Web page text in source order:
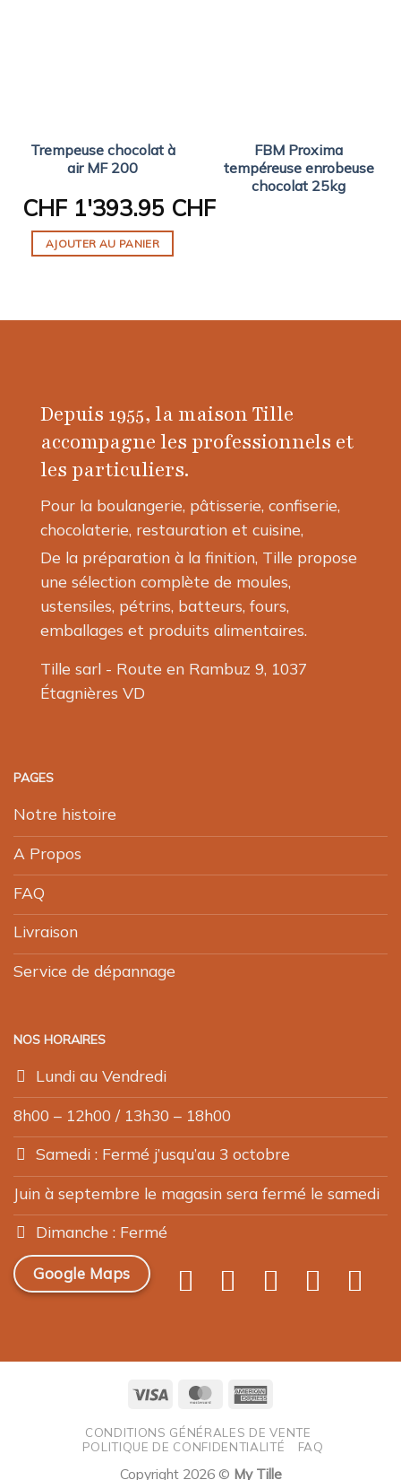
Trempeuse chocolat à
air MF 200
CHF1'393.95 CHF
AJOUTER AU PANIER
FBM Proxima
tempéreuse enrobeuse
chocolat 25kg
Depuis 1955, la maison Tille
accompagne les professionnels et
les particuliers.
Pour la boulangerie, pâtisserie, confiserie,
chocolaterie, restauration et cuisine,
De la préparation à la finition, Tille propose
une sélection complète de moules,
ustensiles, pétrins, batteurs, fours,
emballages et produits alimentaires.
Tille sarl - Route en Rambuz 9, 1037
Étagnières VD
PAGES
Notre histoire
A Propos
FAQ
Livraison
Service de dépannage
NOS HORAIRES
Lundi au Vendredi
8h00 – 12h00 / 13h30 – 18h00
Samedi : Fermé j’usqu’au 3 octobre
Juin à septembre le magasin sera fermé le samedi
Dimanche : Fermé
Google Maps
Visa MasterCard
CONDITIONS GÉNÉRALES DE VENTE
POLITIQUE DE CONFIDENTIALITÉ
FAQ
Copyright 2026 © My Tille